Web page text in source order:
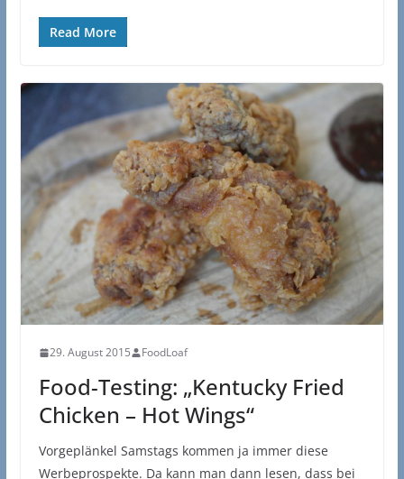
Read More
29. August 2015 FoodLoaf
Food-Testing: „Kentucky Fried
Chicken – Hot Wings“
Vorgeplänkel Samstags kommen ja immer diese
Werbeprospekte. Da kann man dann lesen, dass bei